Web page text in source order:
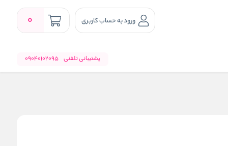
ورود به حساب کاربری 0
پشتیبانی تلفنی 09040102095